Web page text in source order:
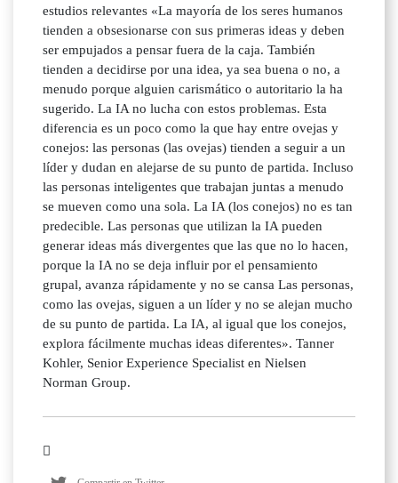
estudios relevantes «La mayoría de los seres humanos
tienden a obsesionarse con sus primeras ideas y deben
ser empujados a pensar fuera de la caja. También
tienden a decidirse por una idea, ya sea buena o no, a
menudo porque alguien carismático o autoritario la ha
sugerido. La IA no lucha con estos problemas. Esta
diferencia es un poco como la que hay entre ovejas y
conejos: las personas (las ovejas) tienden a seguir a un
líder y dudan en alejarse de su punto de partida. Incluso
las personas inteligentes que trabajan juntas a menudo
se mueven como una sola. La IA (los conejos) no es tan
predecible. Las personas que utilizan la IA pueden
generar ideas más divergentes que las que no lo hacen,
porque la IA no se deja influir por el pensamiento
grupal, avanza rápidamente y no se cansa Las personas,
como las ovejas, siguen a un líder y no se alejan mucho
de su punto de partida. La IA, al igual que los conejos,
explora fácilmente muchas ideas diferentes». Tanner
Kohler, Senior Experience Specialist en Nielsen
Norman Group.